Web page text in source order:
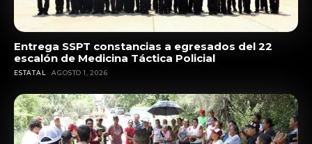
Entrega SSPT constancias a egresados del 22
escalón de Medicina Táctica Policial
ESTATAL AGOSTO 1, 2026